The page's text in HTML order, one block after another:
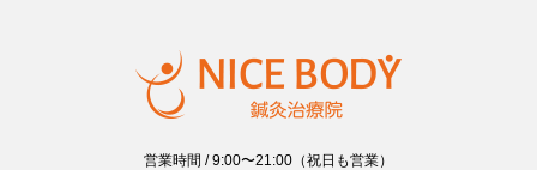
営業時間 / 9:00〜21:00（祝日も営業）